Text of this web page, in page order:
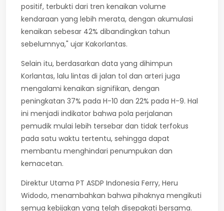
positif, terbukti dari tren kenaikan volume
kendaraan yang lebih merata, dengan akumulasi
kenaikan sebesar 42% dibandingkan tahun
sebelumnya," ujar Kakorlantas.
Selain itu, berdasarkan data yang dihimpun
Korlantas, lalu lintas di jalan tol dan arteri juga
mengalami kenaikan signifikan, dengan
peningkatan 37% pada H-10 dan 22% pada H-9. Hal
ini menjadi indikator bahwa pola perjalanan
pemudik mulai lebih tersebar dan tidak terfokus
pada satu waktu tertentu, sehingga dapat
membantu menghindari penumpukan dan
kemacetan.
Direktur Utama PT ASDP Indonesia Ferry, Heru
Widodo, menambahkan bahwa pihaknya mengikuti
semua kebijakan yang telah disepakati bersama.